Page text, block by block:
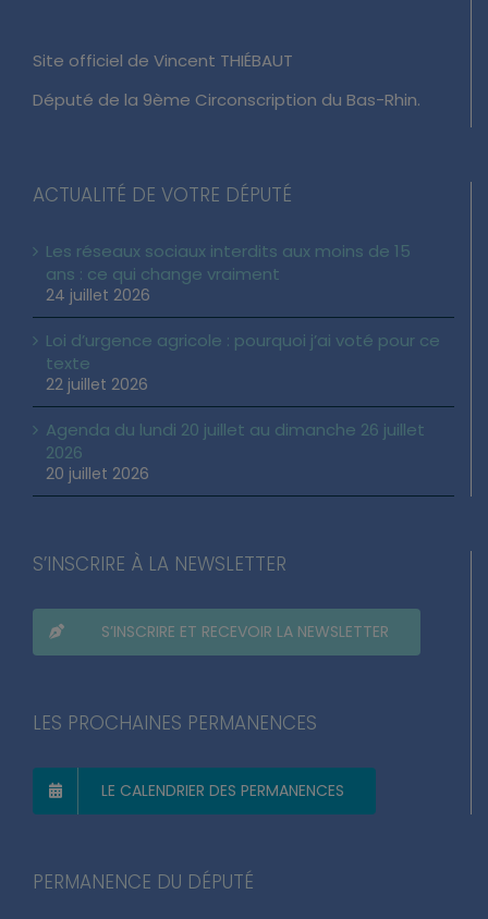
Site officiel de Vincent THIÉBAUT
Député de la 9ème Circonscription du Bas-Rhin.
ACTUALITÉ DE VOTRE DÉPUTÉ
Les réseaux sociaux interdits aux moins de 15
ans : ce qui change vraiment
24 juillet 2026
Loi d’urgence agricole : pourquoi j’ai voté pour ce
texte
22 juillet 2026
Agenda du lundi 20 juillet au dimanche 26 juillet
2026
20 juillet 2026
S’INSCRIRE À LA NEWSLETTER
S’INSCRIRE ET RECEVOIR LA NEWSLETTER
LES PROCHAINES PERMANENCES
LE CALENDRIER DES PERMANENCES
PERMANENCE DU DÉPUTÉ